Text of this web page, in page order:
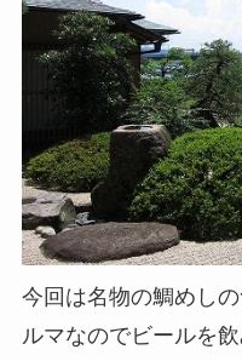
今回は名物の鯛めし
ルマなのでビールを